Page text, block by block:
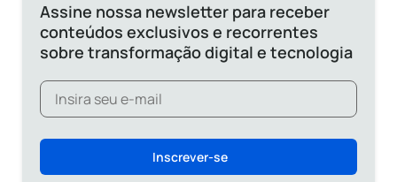
Assine nossa newsletter para receber
conteúdos exclusivos e recorrentes
sobre transformação digital e tecnologia
Inscrever-se